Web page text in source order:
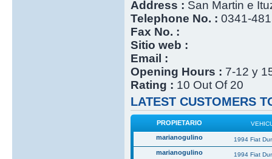
Address : San Martin e
Telephone No. : 0341-
Fax No. :
Sitio web :
Email :
Opening Hours : 7-12 y
Rating : 10 Out Of 20
LATEST CUSTOMERS
PROPIETARIO
marianogulino 1994 Fiat
marianogulino 1994 Fiat